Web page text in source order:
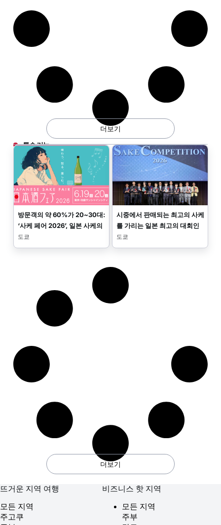
더보기
특수 기능
방문객의 약 60%가 20~30대:
‘사케 페어 2026’, 일본 사케의
새로운 시대를 선보이다
도쿄
시중에서 판매되는 최고의 사케
를 가리는 일본 최고의 대회인
‘SAKE COMPETITION’의 결과
가 발표되었습니다.
도쿄
더보기
뜨거운 지역 여행
모든 지역
주고쿠
비즈니스 핫 지역
모든 지역
주부